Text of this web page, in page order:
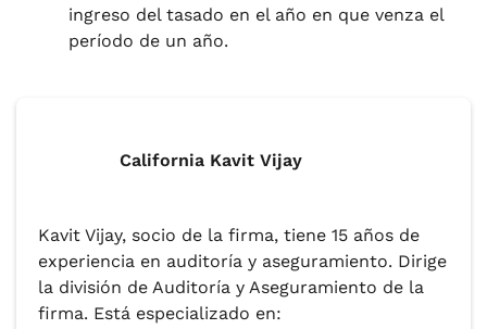
ingreso del tasado en el año en que venza el
período de un año.
California Kavit Vijay
Kavit Vijay, socio de la firma, tiene 15 años de
experiencia en auditoría y aseguramiento. Dirige
la división de Auditoría y Aseguramiento de la
firma. Está especializado en: